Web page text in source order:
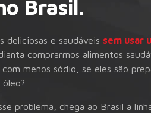
Brasil.
deliciosas e saudáveis sem usar
comprarmos alimentos
menos sódio, se eles são
problema, chega ao Brasil a